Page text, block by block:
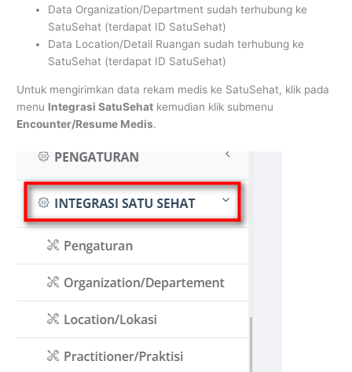
Data Organization/Department sudah terhubung ke
SatuSehat (terdapat ID SatuSehat)
Data Location/Detail Ruangan sudah terhubung ke
SatuSehat (terdapat ID SatuSehat)
Untuk mengirimkan data rekam medis ke SatuSehat, klik pada
menu Integrasi SatuSehatkemudian klik submenu
Encounter/Resume Medis.